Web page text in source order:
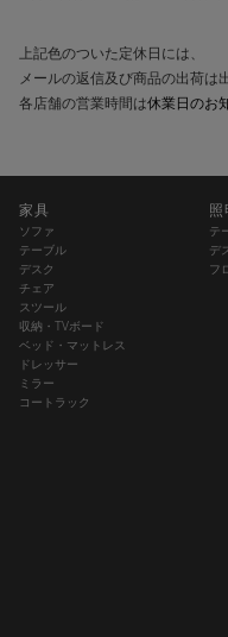
上記色のついた定休日には、
メールの返信及び商品の出荷は
各店舗の営業時間は休業日のお
家具
ソファ
テーブル
デスク
チェア
スツール
収納・TVボード
ベッド・マットレス
ドレッサー
ミラー
コートラック
照
テ
デ
フ